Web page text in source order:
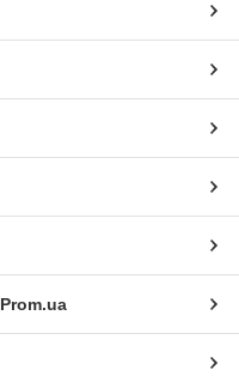
Prom.ua